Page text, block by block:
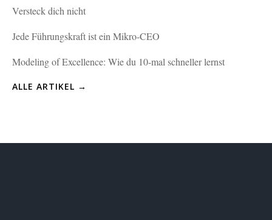
Versteck dich nicht
Jede Führungskraft ist ein Mikro-CEO
Modeling of Excellence: Wie du 10-mal schneller lernst
ALLE ARTIKEL →